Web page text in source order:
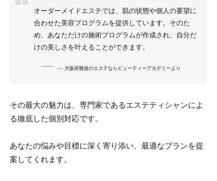
オーダーメイドエステでは、肌の状態や個人の要望に
合わせた美容プログラムを提供しています。そのた
め、あなただけの施術プログラムが作成され、自分だ
けの美しさを叶えることができます。
via 大阪府難波のエステならビューティーアカデミーより
その最大の魅力は、専門家であるエステティシャンによ
る徹底した個別対応です。
あなたの悩みや目標に深く寄り添い、最適なプランを提
案してくれます。